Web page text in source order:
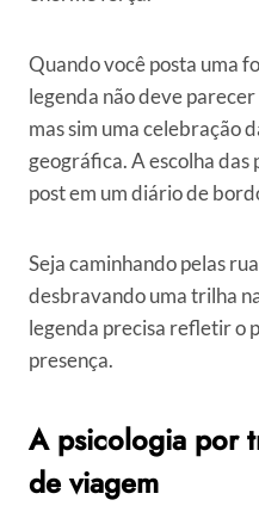
Quando você posta uma
legenda não deve
mas sim uma celebração
geográfica. A escolha
post em um diário de
Seja caminhando pelas
desbravando uma trilha
legenda precisa refletir o
presença.
A psicologia por
de viagem